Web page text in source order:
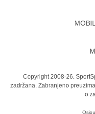
Copyright 2008-26.
zadržana. Zabranjeno
o